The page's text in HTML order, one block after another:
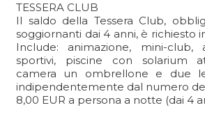
TESSERA CLUB
Il saldo della Tessera Club,
soggiornanti dai 4 anni, è richiesto
Include: animazione, mini-
sportivi, piscine con solarium
camera un ombrellone e due
indipendentemente dal numero
8,00 EUR a persona a notte (dai 4